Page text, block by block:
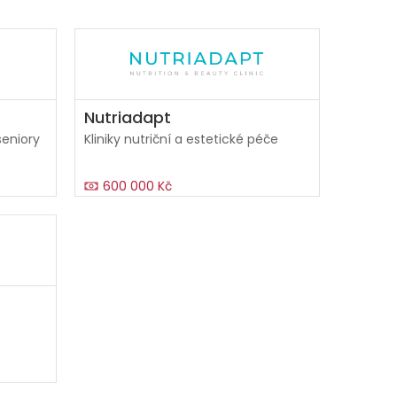
Nutriadapt
Kliniky nutriční a estetické péče
600 000 Kč